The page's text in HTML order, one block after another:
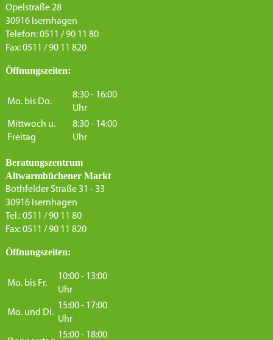
Opelstraße 28
30916 Isernhagen
Telefon: 0511 / 90 11 80
Fax: 0511 / 90 11 820
Öffnungszeiten:
Mo. bis Do.
8:30 - 16:00
Uhr
Mittwoch u.
Freitag
8:30 - 14:00
Uhr
Beratungszentrum
Altwarmbüchener Markt
Bothfelder Straße 31 - 33
30916 Isernhagen
Tel.: 0511 / 90 11 80
Fax: 0511 / 90 11 820
Öffnungszeiten:
Mo. bis Fr.
10:00 - 13:00
Uhr
Mo. und Di.
15:00 - 17:00
Uhr
15:00 - 18:00